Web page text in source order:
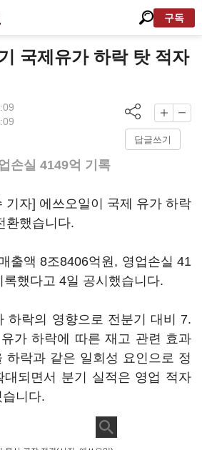
구독
국제유가 하락 탓 적자
답글쓰기
손실 4149억 기록
기자] 에쓰오일이 국제 유가 하락
환했습니다.
출액 8조8406억원, 영업손실 41
했다고 4일 공시했습니다.
하락의 영향으로 전분기 대비 7.
가 하락에 따른 재고 관련 효과
하락과 같은 일회성 요인으로 정
대되면서 분기 실적은 영업 적자
니다.